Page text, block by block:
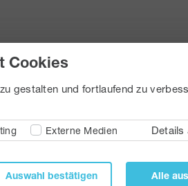
Cookies
gestalten und fortlaufend zu
Externe Medien Details
Auswahl bestätigen Alle